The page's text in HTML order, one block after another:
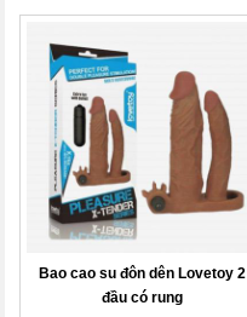
Bao cao su đôn dên Lovetoy 2
đầu có rung